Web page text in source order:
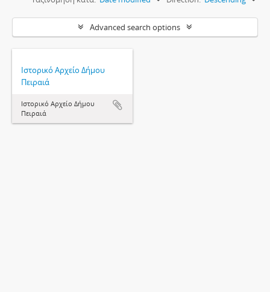
Advanced search options
Ιστορικό Αρχείο Δήμου
Πειραιά
Ιστορικό Αρχείο Δήμου
Πειραιά